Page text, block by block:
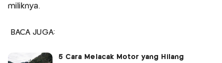
miliknya.
BACA JUGA:
5 Cara Melacak Motor yang Hilang